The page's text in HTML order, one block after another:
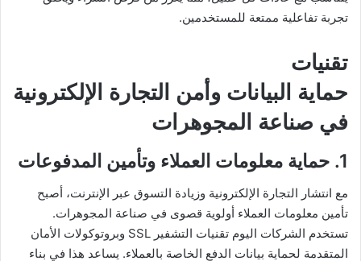
تجربة تفاعلية ممتعة للمستخدمين.
تقنيات
حماية البيانات وأمن التجارة الإلكترونية
في صناعة المجوهرات
1. حماية معلومات العملاء وتأمين المدفوعات
مع انتشار التجارة الإلكترونية وزيادة التسوق عبر الإنترنت، أصبح
تأمين معلومات العملاء أولوية قصوى في صناعة المجوهرات.
تستخدم الشركات اليوم تقنيات التشفير SSL وبروتوكولات الأمان
المتقدمة لحماية بيانات الدفع الخاصة بالعملاء. يساعد هذا في بناء